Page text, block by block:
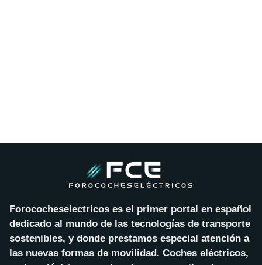
Forococheselectricos es el primer portal en español
dedicado al mundo de las tecnologías de transporte
sostenibles, y donde prestamos especial atención a
las nuevas formas de movilidad. Coches eléctricos,